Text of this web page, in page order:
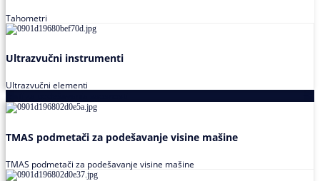
Tahometri
Ultrazvučni instrumenti
Ultrazvučni elementi
TMAS podmetači za podešavanje visine mašine
TMAS podmetači za podešavanje visine mašine